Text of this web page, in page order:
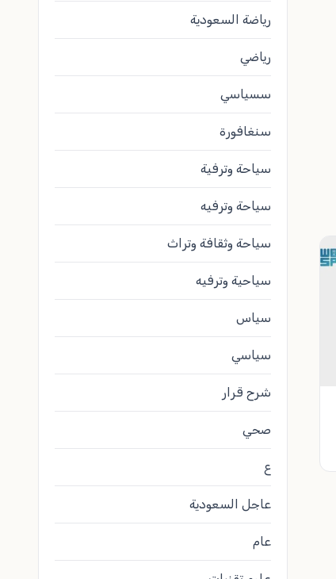
رياضة السعودية
رياضي
سسياسي
سنغافورة
سياحة وترفية
سياحة وترفيه
سياحة وثقافة وتراث
سياحية وترفيه
سياس
سياسي
شرح قرار
صحي
ع
عاجل السعودية
عام